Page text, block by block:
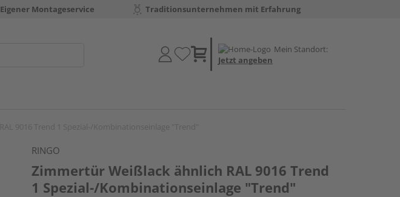
Eigener Montageservice Traditionsunternehmen mit Erfahrung
Mein Standort:
Jetzt angeben
RINGO
Zimmertür Weißlack ähnlich RAL 9016 Trend
1 Spezial-/Kombinationseinlage "Trend"